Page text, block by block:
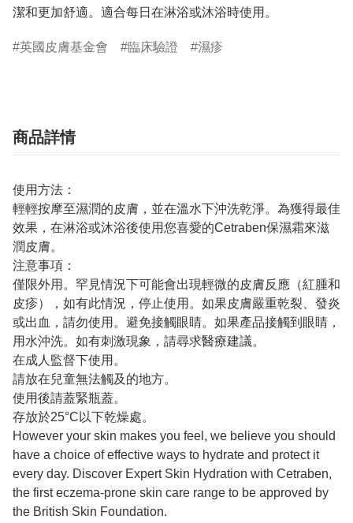
潔和更加舒適。適合每日在淋浴或沐浴時使用。
英國皮膚基金會 臨床驗證 濕疹
商品詳情
使用方法：
輕輕按摩至濕潤的皮膚，並在溫水下沖洗乾淨。為獲得最佳
效果，在淋浴或沐浴後使用您喜愛的Cetraben保濕霜來滋
潤皮膚。
注意事項：
僅限外用。罕見情況下可能會出現輕微的皮膚反應（紅腫和
皮疹），如有此情況，停止使用。如果皮膚嚴重乾裂、發炎
或出血，請勿使用。避免接觸眼睛。如果產品接觸到眼睛，
用水沖洗。如有刺激現象，請尋求醫療建議。
在成人監督下使用。
請放在兒童無法觸及的地方。
使用後請蓋緊瓶蓋。
存放於25°C以下乾燥處。
However your skin makes you feel, we believe you should
have a choice of effective ways to hydrate and protect it
every day. Discover Expert Skin Hydration with Cetraben,
the first eczema-prone skin care range to be approved by
the British Skin Foundation.